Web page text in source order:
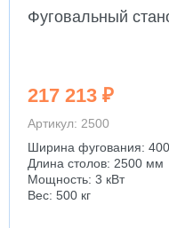
Фуговальный
217 213 ₽
Артикул: 2500
Ширина фугования:
Длина столов: 2500 мм
Мощность: 3 кВт
Вес: 500 кг